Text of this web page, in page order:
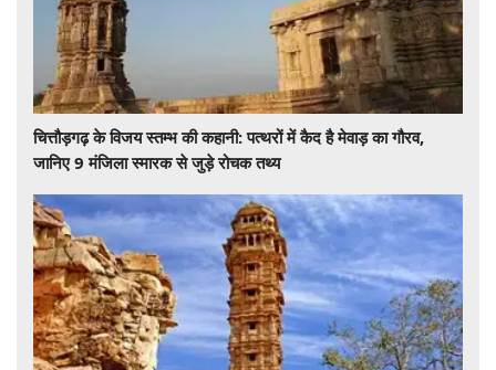
चित्तौड़गढ़ के विजय स्तम्भ की कहानी: पत्थरों में कैद है मेवाड़ का गौरव,
जानिए 9 मंजिला स्मारक से जुड़े रोचक तथ्य